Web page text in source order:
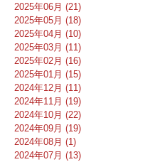
2025年06月 (21)
2025年05月 (18)
2025年04月 (10)
2025年03月 (11)
2025年02月 (16)
2025年01月 (15)
2024年12月 (11)
2024年11月 (19)
2024年10月 (22)
2024年09月 (19)
2024年08月 (1)
2024年07月 (13)